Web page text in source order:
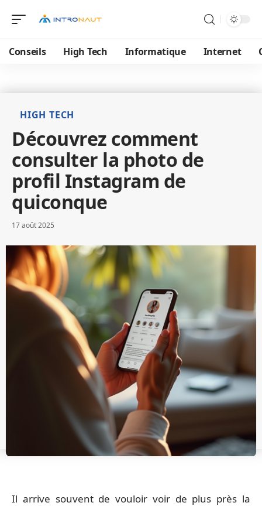
Conseils High Tech Informatique Internet
HIGH TECH
Découvrez comment
consulter la photo de
profil Instagram de
quiconque
17 août 2025
Il arrive souvent de vouloir voir de plus près la